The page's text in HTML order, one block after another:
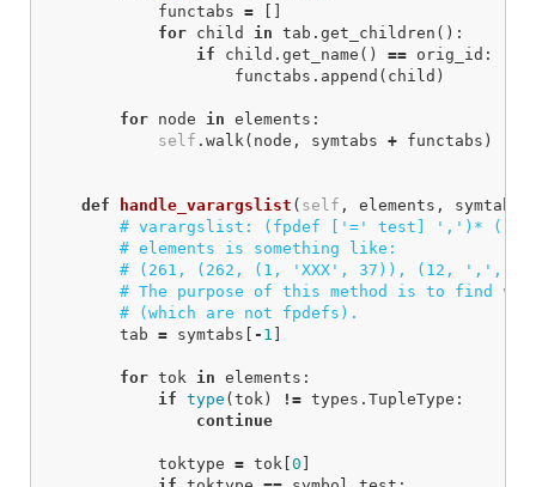
functabs =
for child in tab . get_children ():
if
child . get_name () == orig_id :
functabs . append ( child )
for node in elements :
self . walk( node , symtabs + functabs )
def handle_varargslist ( self , elements , symtabs
tab = symtabs - 1
for tok in elements :
if type ( tok ) != types . TupleType :
continue
toktype = tok 0